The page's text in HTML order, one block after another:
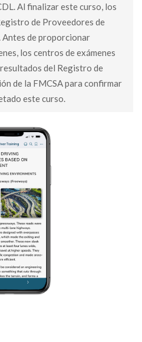
Al finalizar este curso, los
de Proveedores de
Antes de proporcionar
los centros de exámenes
del Registro de
de la FMCSA para confirmar
este curso.